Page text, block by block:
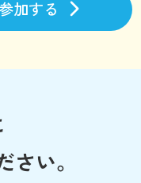
加する
い。